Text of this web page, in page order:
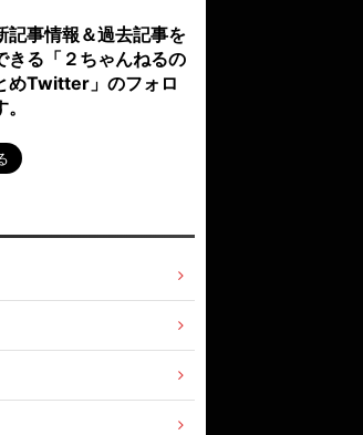
記事情報＆過去記事を
きる「２ちゃんねるの
めTwitter」のフォロ